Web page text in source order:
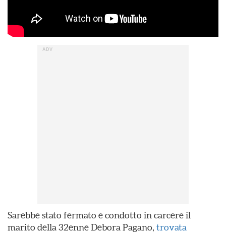
Sarebbe stato fermato e condotto in carcere il
marito della 32enne Debora Pagano, trovata